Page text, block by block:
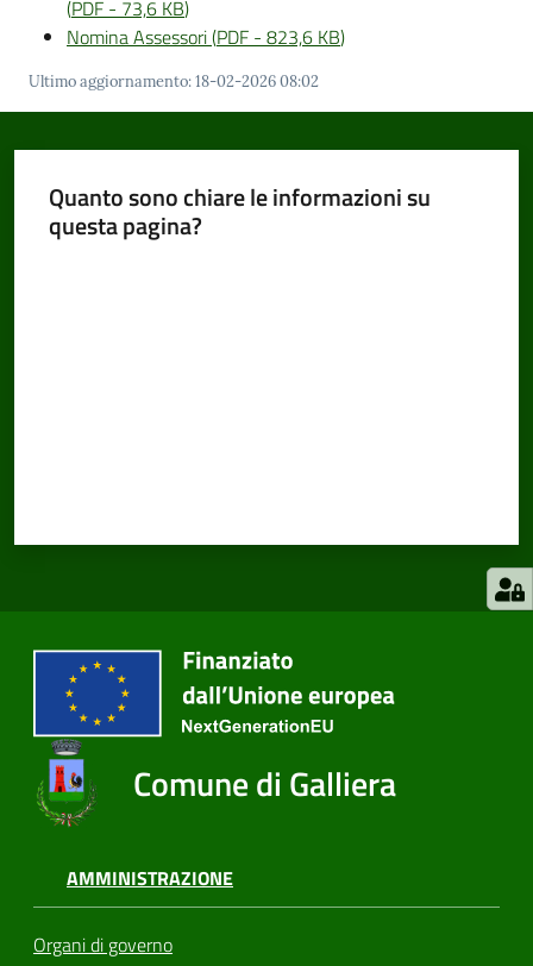
(PDF - 73,6 KB)
Nomina Assessori(PDF - 823,6 KB)
Ultimo aggiornamento:18-02-2026 08:02
Quanto sono chiare le informazioni su
questa pagina?
Comune di Galliera
AMMINISTRAZIONE
Organi di governo